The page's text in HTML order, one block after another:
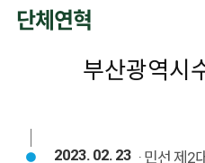
단체연혁
부산광역시
2023. 02. 23 · 민선 제2